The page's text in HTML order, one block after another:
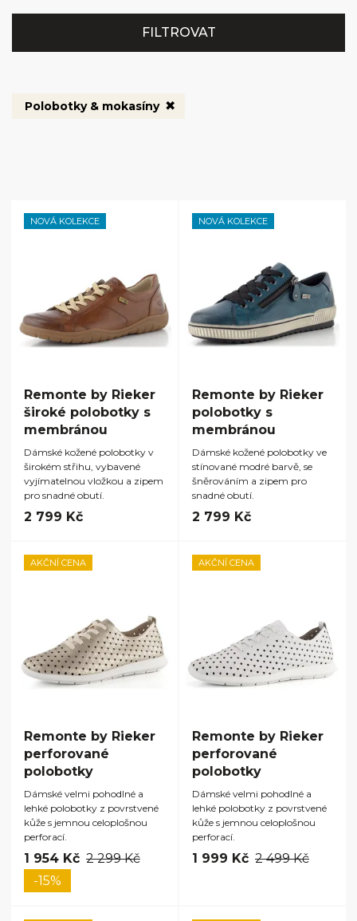
FILTROVAT
Polobotky & mokasíny
NOVÁ KOLEKCE
Remonte by Rieker
široké polobotky s
membránou
Dámské kožené polobotky v
širokém střihu, vybavené
vyjímatelnou vložkou a zipem
pro snadné obutí.
2 799 Kč
NOVÁ KOLEKCE
Remonte by Rieker
polobotky s
membránou
Dámské kožené polobotky ve
stínované modré barvě, se
šněrováním a zipem pro
snadné obutí.
2 799 Kč
AKČNÍ CENA
Remonte by Rieker
perforované
polobotky
Dámské velmi pohodlné a
lehké polobotky z povrstvené
kůže s jemnou celoplošnou
perforací.
1 954 Kč 2 299 Kč
-15%
AKČNÍ CENA
Remonte by Rieker
perforované
polobotky
Dámské velmi pohodlné a
lehké polobotky z povrstvené
kůže s jemnou celoplošnou
perforací.
1 999 Kč 2 499 Kč